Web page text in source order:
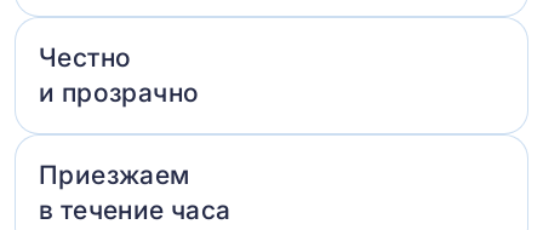
Честно
и прозрачно
Приезжаем
в течение часа